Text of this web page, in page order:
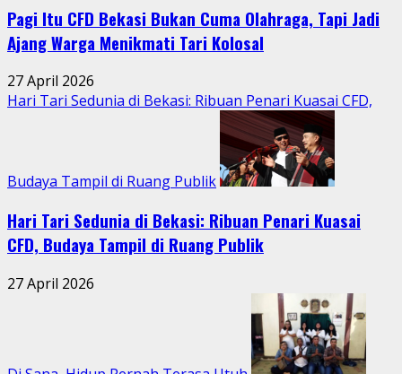
Pagi Itu CFD Bekasi Bukan Cuma Olahraga, Tapi Jadi
Ajang Warga Menikmati Tari Kolosal
27 April 2026
Hari Tari Sedunia di Bekasi: Ribuan Penari Kuasai CFD,
Budaya Tampil di Ruang Publik
Hari Tari Sedunia di Bekasi: Ribuan Penari Kuasai
CFD, Budaya Tampil di Ruang Publik
27 April 2026